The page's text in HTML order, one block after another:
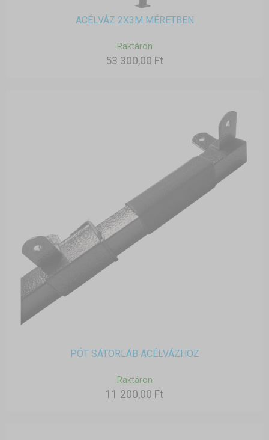
ACÉLVÁZ 2X3M MÉRETBEN
Raktáron
53 300,00 Ft
PÓT SÁTORLÁB ACÉLVÁZHOZ
Raktáron
11 200,00 Ft